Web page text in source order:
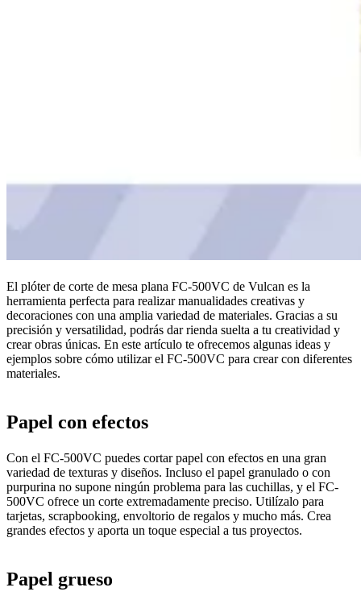
El plóter de corte de mesa plana FC-500VC de Vulcan es la
herramienta perfecta para realizar manualidades creativas y
decoraciones con una amplia variedad de materiales. Gracias a su
precisión y versatilidad, podrás dar rienda suelta a tu creatividad y
crear obras únicas. En este artículo te ofrecemos algunas ideas y
ejemplos sobre cómo utilizar el FC-500VC para crear con diferentes
materiales.
Papel con efectos
Con el FC-500VC puedes cortar papel con efectos en una gran
variedad de texturas y diseños. Incluso el papel granulado o con
purpurina no supone ningún problema para las cuchillas, y el FC-
500VC ofrece un corte extremadamente preciso. Utilízalo para
tarjetas, scrapbooking, envoltorio de regalos y mucho más. Crea
grandes efectos y aporta un toque especial a tus proyectos.
Papel grueso